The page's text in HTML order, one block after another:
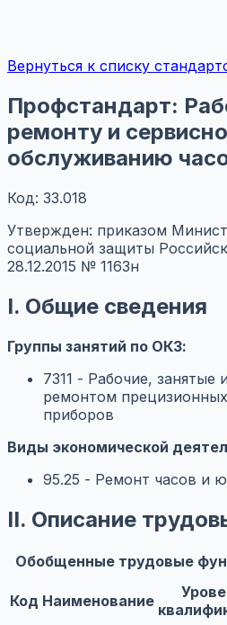
Вернуться к списку
Профстандарт:
ремонту и
обслуживанию
Код: 33.018
Утвержден: приказом
социальной защиты
28.12.2015 № 1163н
I. Общие сведения
Группы занятий по ОКЗ:
7311 - Рабочие, занятые
ремонтом
приборов
Виды экономической
95.25 - Ремонт часов и
II. Описание
Обобщенные трудовые
Код Наименование